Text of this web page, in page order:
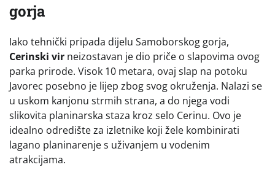
gorja
Iako tehnički pripada dijelu Samoborskog gorja,
Cerinski vir neizostavan je dio priče o slapovima ovog
parka prirode. Visok 10 metara, ovaj slap na potoku
Javorec posebno je lijep zbog svog okruženja. Nalazi se
u uskom kanjonu strmih strana, a do njega vodi
slikovita planinarska staza kroz selo Cerinu. Ovo je
idealno odredište za izletnike koji žele kombinirati
lagano planinarenje s uživanjem u vodenim
atrakcijama.